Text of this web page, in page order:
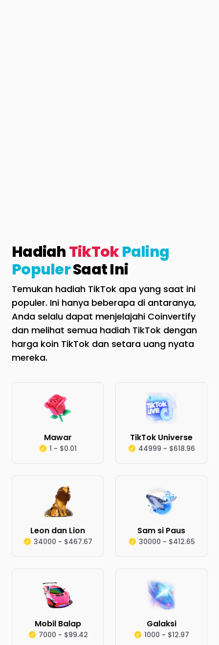
HadiahTikTokPaling
PopulerSaat Ini
Temukan hadiah TikTok apa yang saat ini
populer. Ini hanya beberapa di antaranya,
Anda selalu dapat menjelajahi Coinvertify
dan melihat semua hadiah TikTok dengan
harga koin TikTok dan setara uang nyata
mereka.
Mawar
1 ~ $0.01
TikTok Universe
44999 ~ $618.96
Leon dan Lion
34000 ~ $467.67
Sam si Paus
30000 ~ $412.65
Mobil Balap
7000 ~ $99.42
Galaksi
1000 ~ $12.97